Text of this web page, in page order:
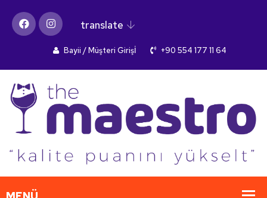
translate
Bayii / Müşteri Girişİ +90 554 177 11 64